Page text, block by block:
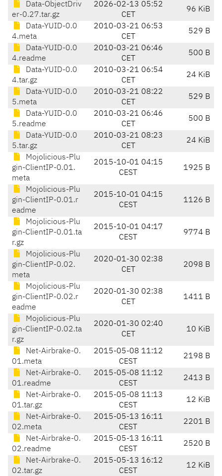
Data-ObjectDriv
er-0.27.tar.gz
2026-02-13 05:52
CET
96 KiB
Data-YUID-0.0
4.meta
2010-03-21 06:53
CET
529 B
Data-YUID-0.0
4.readme
2010-03-21 06:46
CET
500 B
Data-YUID-0.0
4.tar.gz
2010-03-21 06:54
CET
24 KiB
Data-YUID-0.0
5.meta
2010-03-21 08:22
CET
529 B
Data-YUID-0.0
5.readme
2010-03-21 06:46
CET
500 B
Data-YUID-0.0
5.tar.gz
2010-03-21 08:23
CET
24 KiB
Mojolicious-Plu
gin-ClientIP-0.01.
meta
2015-10-01 04:15
CEST
1925 B
Mojolicious-Plu
gin-ClientIP-0.01.r
eadme
2015-10-01 04:15
CEST
1126 B
Mojolicious-Plu
gin-ClientIP-0.01.ta
r.gz
2015-10-01 04:17
CEST
9774 B
Mojolicious-Plu
gin-ClientIP-0.02.
meta
2020-01-30 02:38
CET
2098 B
Mojolicious-Plu
gin-ClientIP-0.02.r
eadme
2020-01-30 02:38
CET
1411 B
Mojolicious-Plu
gin-ClientIP-0.02.ta
r.gz
2020-01-30 02:40
CET
10 KiB
Net-Airbrake-0.
01.meta
2015-05-08 11:12
CEST
2198 B
Net-Airbrake-0.
01.readme
2015-05-08 11:12
CEST
2413 B
Net-Airbrake-0.
01.tar.gz
2015-05-08 11:13
CEST
12 KiB
Net-Airbrake-0.
02.meta
2015-05-13 16:11
CEST
2201 B
Net-Airbrake-0.
02.readme
2015-05-13 16:11
CEST
2520 B
Net-Airbrake-0.
02.tar.gz
2015-05-13 16:12
CEST
12 KiB